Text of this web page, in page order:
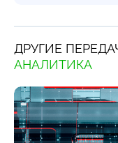
ДРУГИЕ
АНАЛИТИКА